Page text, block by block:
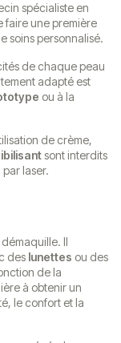
spécialiste en
faire une première
soins personnalisé.
de chaque peau
adapté est
ou à la
de crème,
sont interdits
laser.
Il
des lunettes ou des
de la
à obtenir un
le confort et la